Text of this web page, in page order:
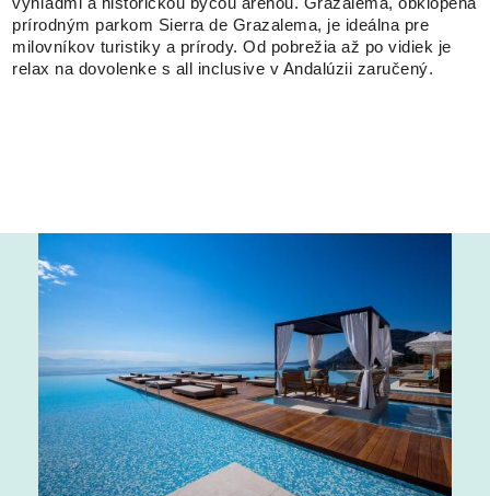
prírodným parkom Sierra de Grazalema, je ideálna pre
milovníkov turistiky a prírody. Od pobrežia až po vidiek je
relax na dovolenke s all inclusive v Andalúzii zaručený.